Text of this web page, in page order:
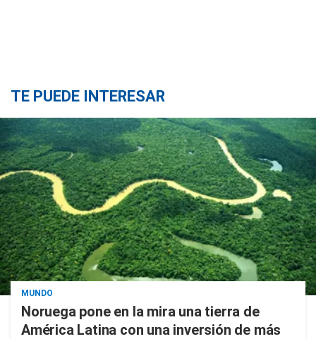
TE PUEDE INTERESAR
MUNDO
Noruega pone en la mira una tierra de
América Latina con una inversión de más